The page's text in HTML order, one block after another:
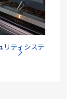
リティシステ